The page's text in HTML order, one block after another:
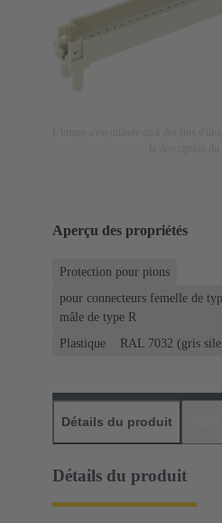
Aperçu des propriétés
Protection pour pions
pour connecteurs femelle de
mâle de type R
Plastique
RAL 7032 (gris
Détails du produit
Détails du produit